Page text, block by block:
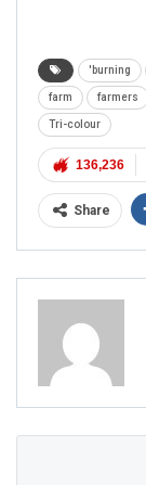
'burning
farm farmers
Tri-colour
136,236
Share